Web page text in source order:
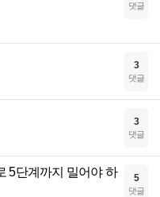
댓글
3
댓글
3
댓글
5단계까지 밀어야 하
5
댓글